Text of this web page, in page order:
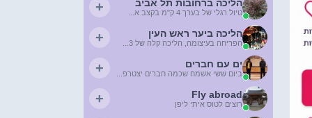
הליכה ברחובות תל אביב
טיול רגלי של בערך 4 ק"מ בקצב א... +
הליכה ביער ראש העין
הפריחה בעיצומה, הליכה קלה של 3... +
ים עם חברים
ביום ששי אשמח שכמה חברים יצטרפ... +
Fly abroad
רוצים לטוס איתי ליפן +